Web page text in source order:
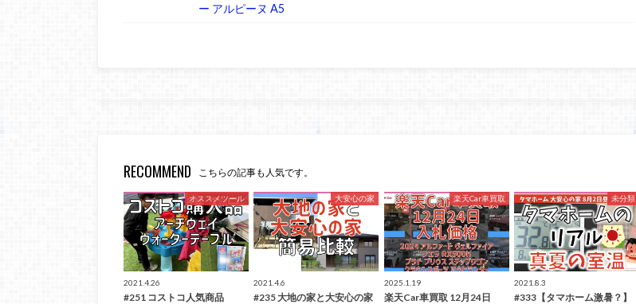
ー アルピーヌ A5
RECOMMEND こちらの記事も人気です。
オススメツール
2021.4.26
#251 コストコ人気商品
大安心の家
2021.4.6
#235 大地の家と大安心の家
楽天Car車買取
2025.1.19
楽天Car車買取 12月24日
未分類
2021.8.3
#333【タマホーム激暑？】